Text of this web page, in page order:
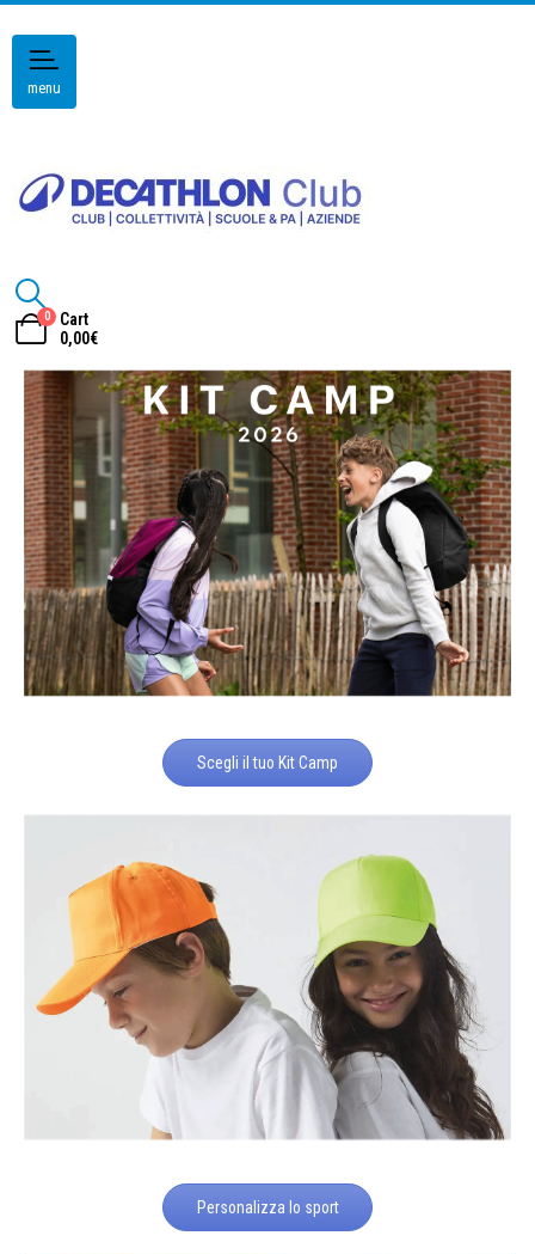
menu
0
Cart
0,00€
Scegli il tuo Kit Camp
Personalizza lo sport